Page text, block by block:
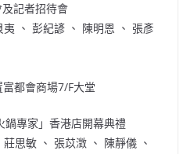
記者招待會
、 彭紀諺 、 陳明恩 、 張彥
都會商場7/F大堂
鍋專家」香港店開幕典禮
思敏 、 張苡澂 、 陳靜儀 、